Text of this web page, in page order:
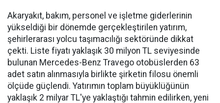
Akaryakıt, bakım, personel ve işletme giderlerinin
yükseldiği bir dönemde gerçekleştirilen yatırım,
şehirlerarası yolcu taşımacılığı sektöründe dikkat
çekti. Liste fiyatı yaklaşık 30 milyon TL seviyesinde
bulunan Mercedes-Benz Travego otobüslerden 63
adet satın alınmasıyla birlikte şirketin filosu önemli
ölçüde güçlendi. Yatırımın toplam büyüklüğünün
yaklaşık 2 milyar TL'ye yaklaştığı tahmin edilirken, yeni